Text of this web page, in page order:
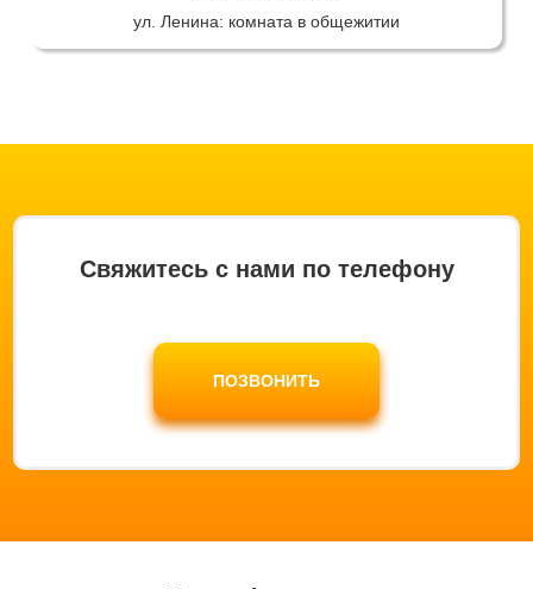
ул. Ленина: комната в общежитии
Свяжитесь с нами по телефону
ПОЗВОНИТЬ